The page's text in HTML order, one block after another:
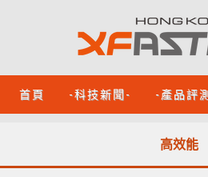
首頁 -科技新聞- -產品評
高效能